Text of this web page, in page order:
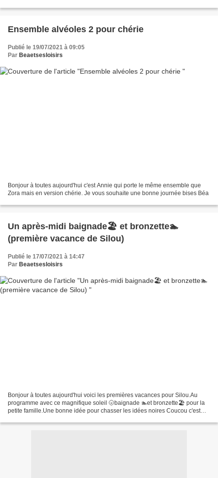
Ensemble alvéoles 2 pour chérie
Publié le 19/07/2021 à 09:05
Par Beaetsesloisirs
Bonjour à toutes aujourd'hui c'est Annie qui porte le même ensemble que
Zora mais en version chérie. Je vous souhaite une bonne journée bises Béa
Un après-midi baignade🏖 et bronzette🏊
(première vacance de Silou)
Publié le 17/07/2021 à 14:47
Par Beaetsesloisirs
Bonjour à toutes aujourd'hui voici les premières vacances pour Silou.Au
programme avec ce magnifique soleil 🌝baignade 🏊et bronzette🏖 pour la
petite famille.Une bonne idée pour chasser les idées noires Coucou c'est